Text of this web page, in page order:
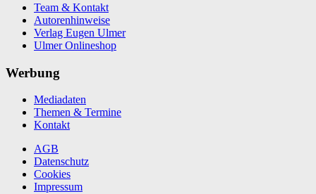
Team & Kontakt
Autorenhinweise
Verlag Eugen Ulmer
Ulmer Onlineshop
Werbung
Mediadaten
Themen & Termine
Kontakt
AGB
Datenschutz
Cookies
Impressum